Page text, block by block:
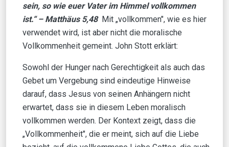
sein, so wie euer Vater im Himmel vollkommen
ist.“ – Matthäus 5,48Mit „vollkommen", wie es hier
verwendet wird, ist aber nicht die moralische
Vollkommenheit gemeint. John Stott erklärt:
Sowohl der Hunger nach Gerechtigkeit als auch das
Gebet um Vergebung sind eindeutige Hinweise
darauf, dass Jesus von seinen Anhängern nicht
erwartet, dass sie in diesem Leben moralisch
vollkommen werden. Der Kontext zeigt, dass die
„Vollkommenheit", die er meint, sich auf die Liebe